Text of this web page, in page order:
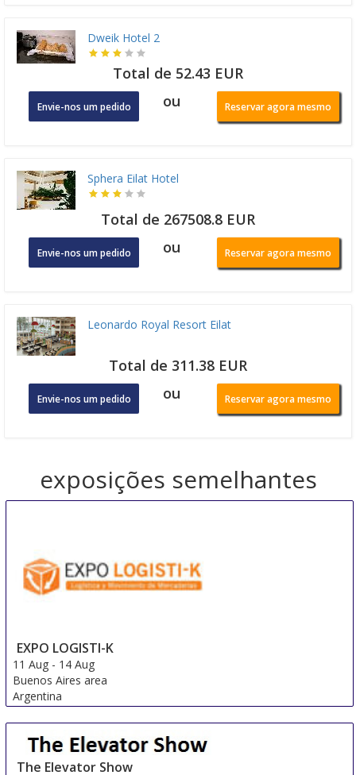
Dweik Hotel 2
Total de 52.43 EUR
Envie-nos um pedido ou Reservar agora mesmo
Sphera Eilat Hotel
Total de 267508.8 EUR
Envie-nos um pedido ou Reservar agora mesmo
Leonardo Royal Resort Eilat
Total de 311.38 EUR
Envie-nos um pedido ou Reservar agora mesmo
exposições semelhantes
EXPO LOGISTI-K
11 Aug - 14 Aug
Buenos Aires area
Argentina
The Elevator Show